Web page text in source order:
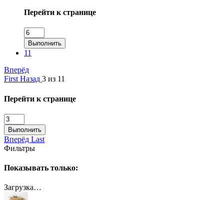
Перейти к странице
Выполнить
11
Вперёд
First Назад 3 из 11
Перейти к странице
Выполнить
Вперёд Last
Фильтры
Показывать только:
Загрузка…